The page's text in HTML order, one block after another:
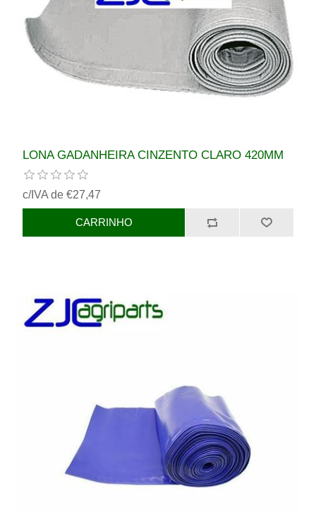
LONA GADANHEIRA CINZENTO CLARO 420MM
c/IVA de €27,47